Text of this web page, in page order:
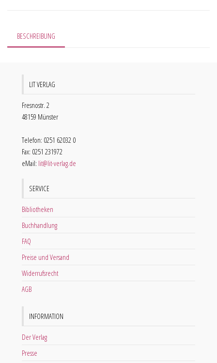
BESCHREIBUNG
LIT VERLAG
Fresnostr. 2
48159 Münster
Telefon: 0251 62032 0
Fax: 0251 231972
eMail: lit@lit-verlag.de
SERVICE
Bibliotheken
Buchhandlung
FAQ
Preise und Versand
Widerrufsrecht
AGB
INFORMATION
Der Verlag
Presse